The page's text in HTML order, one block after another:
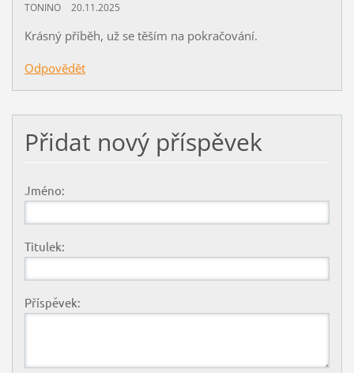
TONINO 20.11.2025
Krásný příběh, už se těším na pokračování.
Odpovědět
Přidat nový příspěvek
Jméno:
Titulek:
Příspěvek: